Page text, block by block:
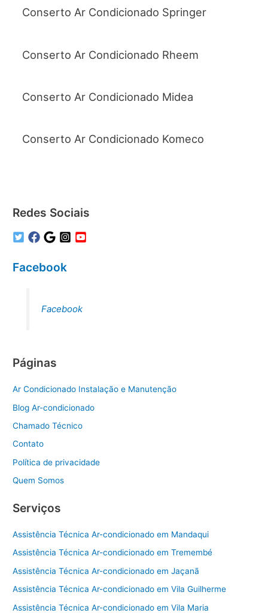
Conserto Ar Condicionado Springer
Conserto Ar Condicionado Rheem
Conserto Ar Condicionado Midea
Conserto Ar Condicionado Komeco
Redes Sociais
Facebook
Facebook
Páginas
Ar Condicionado Instalação e Manutenção
Blog Ar-condicionado
Chamado Técnico
Contato
Política de privacidade
Quem Somos
Serviços
Assistência Técnica Ar-condicionado em Mandaqui
Assistência Técnica Ar-condicionado em Tremembé
Assistência Técnica Ar-condicionado em Jaçanã
Assistência Técnica Ar-condicionado em Vila Guilherme
Assistência Técnica Ar-condicionado em Vila Maria